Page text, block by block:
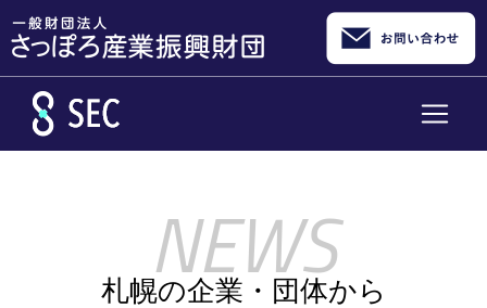
札幌の企業・団体から